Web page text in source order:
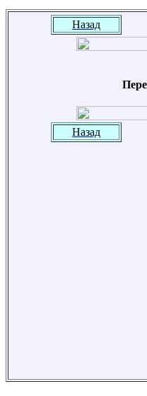
Назад
Назад